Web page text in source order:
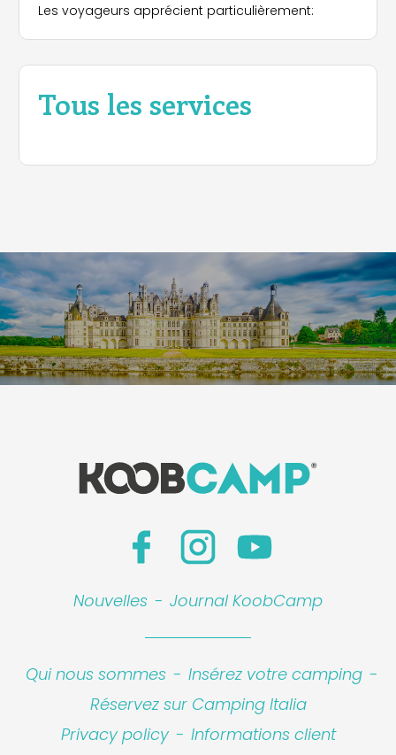
Les voyageurs apprécient particulièrement:
Tous les services
Nouvelles - Journal KoobCamp
Qui nous sommes - Insérez votre camping -
Réservez sur Camping Italia
Privacy policy - Informations client